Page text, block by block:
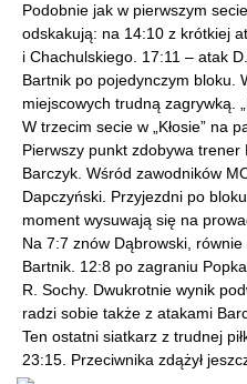
Podobnie jak w pierwszym
odskakują: na 14:10 z krótkiej
i Chachulskiego. 17:11 – atak
Bartnik po pojedynczym bloku.
miejscowych trudną zagrywką.
W trzecim secie w „Kłosie” na
Pierwszy punkt zdobywa
Barczyk. Wśród zawodników
Dapczyński. Przyjezdni po
moment wysuwają się na
Na 7:7 znów Dąbrowski,
Bartnik. 12:8 po zagraniu
R. Sochy. Dwukrotnie wynik
radzi sobie także z atakami
Ten ostatni siatkarz z trudnej
23:15. Przeciwnika zdążył